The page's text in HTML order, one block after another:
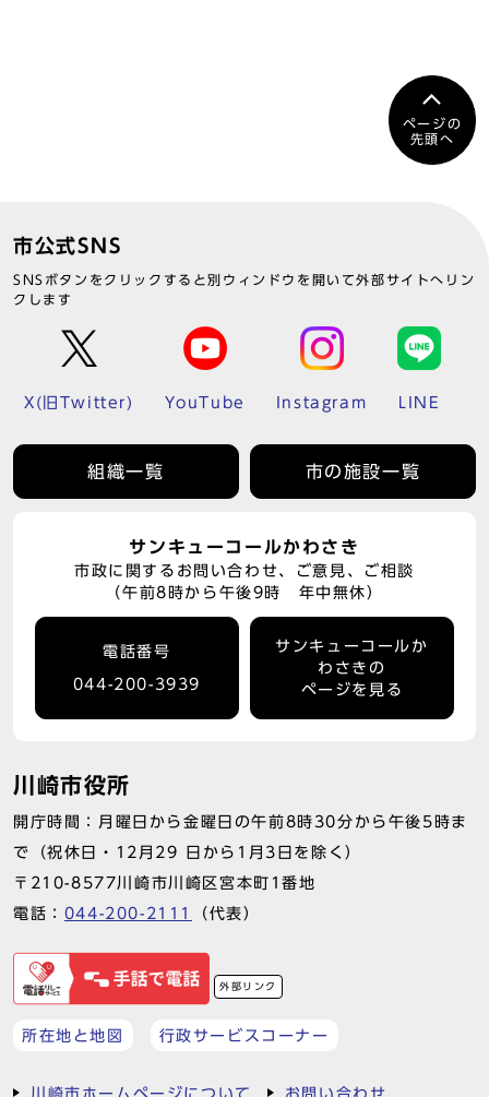
ページの
先頭へ
市公式SNS
SNSボタンをクリックすると別ウィンドウを開いて外部サイトへリン
クします
X(旧Twitter) YouTube Instagram LINE
組織一覧 市の施設一覧
サンキューコールかわさき
市政に関するお問い合わせ、ご意見、ご相談
（午前8時から午後9時 年中無休）
電話番号
044-200-3939
サンキューコールか
わさきの
ページを見る
川崎市役所
開庁時間：月曜日から金曜日の午前8時30分から午後5時ま
で（祝休日・12月29 日から1月3日を除く）
〒210-8577川崎市川崎区宮本町1番地
電話： 044-200-2111 （代表）
外部リンク
所在地と地図 行政サービスコーナー
川崎市ホームページについて お問い合わせ